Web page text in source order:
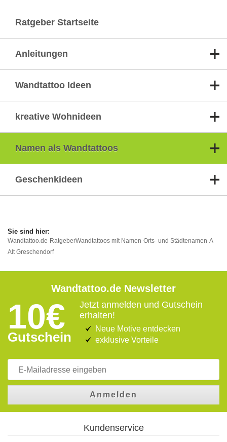
Ratgeber Startseite
Anleitungen
Wandtattoo Ideen
kreative Wohnideen
Namen als Wandtattoos
Geschenkideen
Wandtattoo.de RatgeberWandtattoos mit Namen Orts- und Städtenamen A
Alt Greschendorf
Wandtattoo.de Newsletter
10€
Gutschein
Jetzt anmelden und Gutschein
erhalten!
Neue Motive entdecken
exklusive Vorteile
Anmelden
Kundenservice